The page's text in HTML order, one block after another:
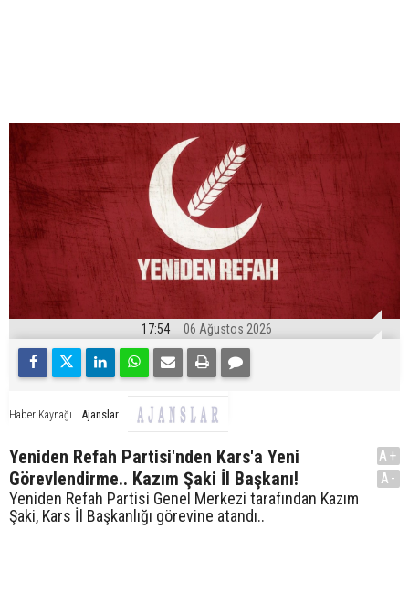
17:54 06 Ağustos 2026
Haber Kaynağı Ajanslar
Yeniden Refah Partisi'nden Kars'a Yeni
Görevlendirme.. Kazım Şaki İl Başkanı!
Yeniden Refah Partisi Genel Merkezi tarafından Kazım
Şaki, Kars İl Başkanlığı görevine atandı..
A+
A-